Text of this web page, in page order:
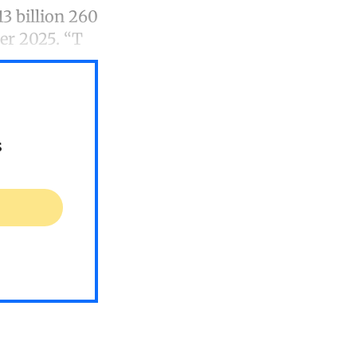
billion 260
2025. “T